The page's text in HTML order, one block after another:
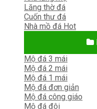
Lăng thờ đá
Cuốn thư đá
Nhà mồ đá
Mộ đá 3 mái
Mộ đá 2 mái
Mộ đá 1 mái
Mộ đá đơn giản
Mộ đá công giáo
Mộ đá đôi